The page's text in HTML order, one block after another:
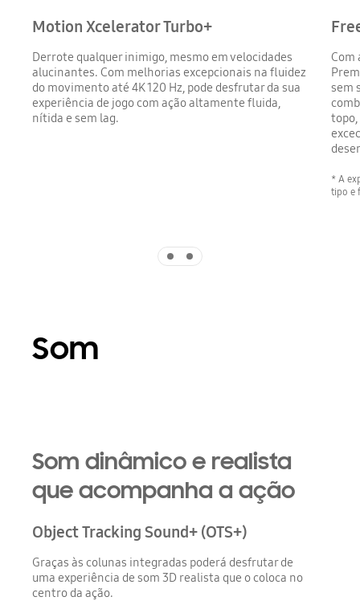
Motion Xcelerator Turbo+
Derrote qualquer inimigo, mesmo em velocidades
alucinantes. Com melhorias excepcionais na fluidez
do movimento até 4K 120 Hz, pode desfrutar da sua
experiência de jogo com ação altamente fluida,
nítida e sem lag.
Com
sem
topo,
* A
tipo e
Som
Som dinâmico e realista
que acompanha a ação
Object Tracking Sound+ (OTS+)
Graças às colunas integradas poderá desfrutar de
uma experiência de som 3D realista que o coloca no
centro da ação.